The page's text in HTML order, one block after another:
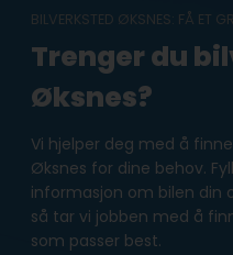
BILVERKSTED ØKSNES: FÅ ET
Trenger du
Øksnes?
Vi hjelper deg med å
Øksnes for dine behov.
informasjon om bilen din
så tar vi jobben med å
som passer best.